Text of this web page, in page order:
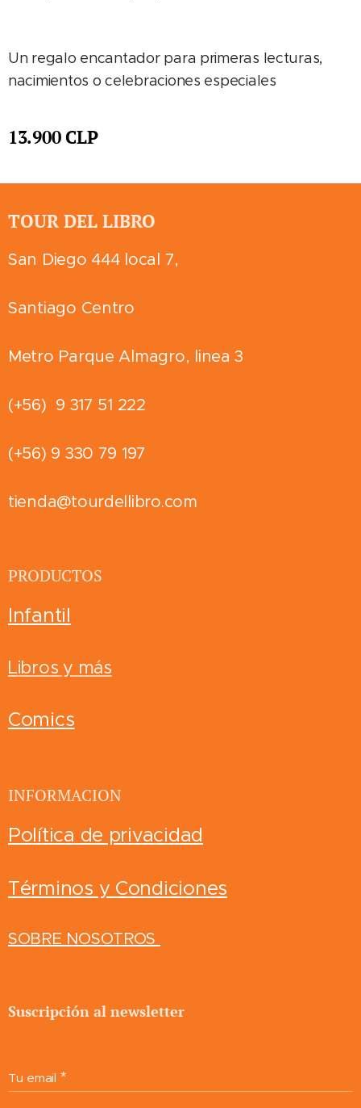
Un regalo encantador para primeras lecturas,
nacimientos o celebraciones especiales
13.900CLP
TOUR DEL LIBRO
San Diego 444 local 7,
Santiago Centro
Metro Parque Almagro, linea 3
(+56) 9 317 51 222
(+56) 9 330 79 197
tienda@tourdellibro.com
PRODUCTOS
Infantil
Libros y más
Comics
INFORMACION
Política de privacidad
Términos y Condiciones
SOBRE NOSOTROS
Suscripción al newsletter
Tu email